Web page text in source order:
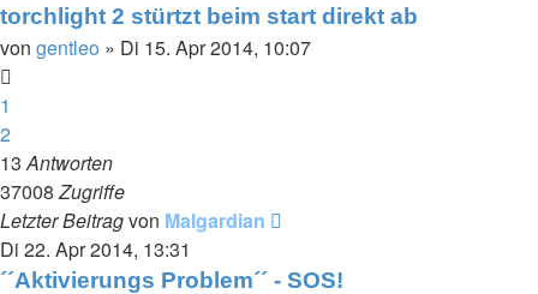
torchlight 2 stürtzt beim start direkt ab
von gentleo » Di 15. Apr 2014, 10:07
1
2
13Antworten
37008Zugriffe
Letzter Beitragvon Malgardian
Di 22. Apr 2014, 13:31
´´Aktivierungs Problem´´ - SOS!